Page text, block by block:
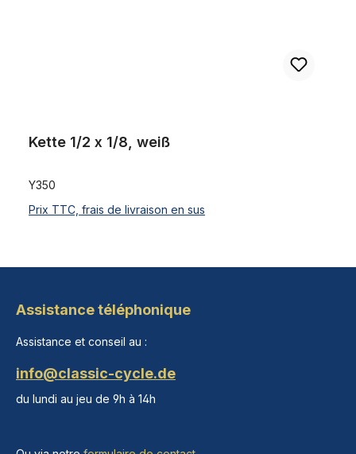
Kette 1/2 x 1/8, weiß
Y350
Prix TTC, frais de livraison en sus
Assistance téléphonique
Assistance et conseil au :
info@classic-cycle.de
du lundi au jeu de 9h à 14h